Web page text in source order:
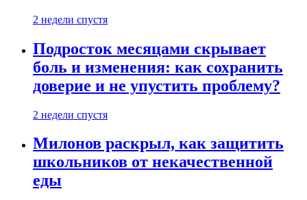
2 недели спустя
Подросток месяцами скрывает
боль и изменения: как сохранить
доверие и не упустить проблему?
2 недели спустя
Милонов раскрыл, как защитить
школьников от некачественной
еды